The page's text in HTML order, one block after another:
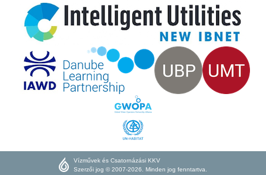
Vízművek és Csatornázási KKV
Szerzői jog © 2007-2026. Minden jog fenntartva.